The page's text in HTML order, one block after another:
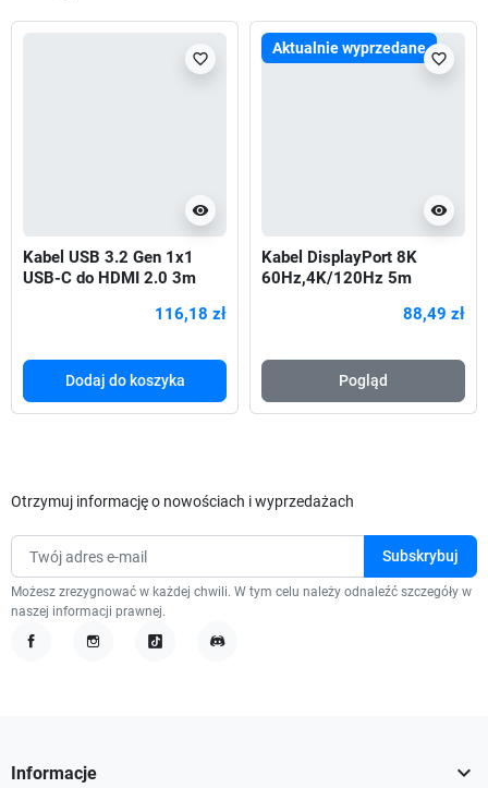
visibility
favorite_border
Kabel USB 3.2 Gen 1x1
USB-C do HDMI 2.0 3m
116,18 zł
Dodaj do koszyka
Aktualnie wyprzedane
visibility
favorite_border
Kabel DisplayPort 8K
60Hz,4K/120Hz 5m
88,49 zł
Pogląd
Otrzymuj informację o nowościach i wyprzedażach
Możesz zrezygnować w każdej chwili. W tym celu należy odnaleźć szczegóły w
naszej informacji prawnej.
Informacje 